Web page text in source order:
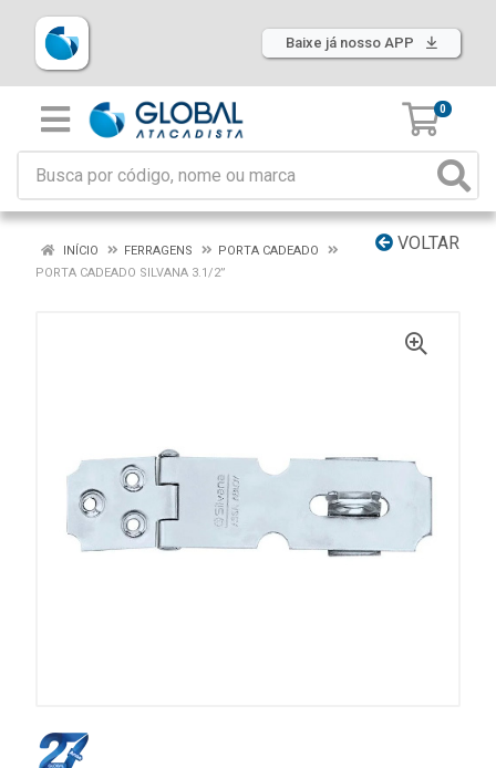
Baixe já nosso APP
0
VOLTAR
INÍCIO FERRAGENS
PORTA CADEADO
PORTA CADEADO SILVANA 3.1/2”